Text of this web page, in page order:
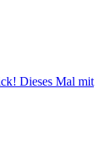
Dieses Mal mit